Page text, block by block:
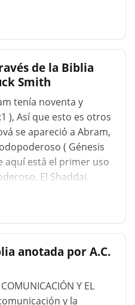
con él; Pero
aquí no son
ininterrumpida con él
Y DIOS SUBIÓ
donde había estado
encima del cielo,
en forma humana,
de Onkelos y
gloria de la Señor ",
de la Vida y la
de la Biblia
Smith
tenía noventa y
), Así que esto es otros
se apareció a Abram,
( Génesis
aquí está el primer uso
El Shaddai.
Y haré mi
en gran
Ahora pasamos por
permítanme
Abraham y Sarai
a Dios. Dios
a Abraham, hará
del cielo, no las
anotada por A.C.
Y EL
y la